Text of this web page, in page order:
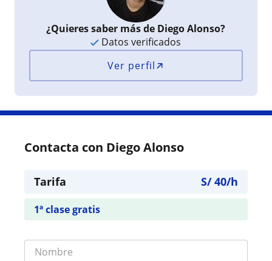
¿Quieres saber más de Diego Alonso?
Datos verificados
Ver perfil
Contacta con Diego Alonso
Tarifa S/40/h
1ª clase gratis